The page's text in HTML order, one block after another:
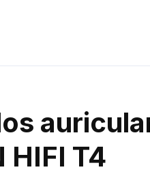
HIFI T4